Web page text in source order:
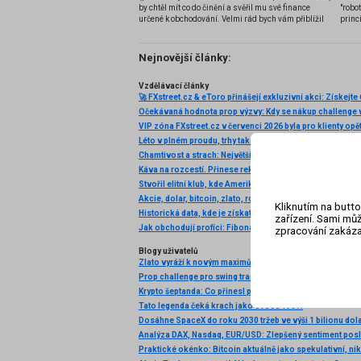
by chtěl mít co do činění a svěřil mu své finance
určené k obchodování. Velmi rád bych vám přiblížil
několik příkladů nejznámějších z nich.
Nejnovější články:
Vzdělávací články
Očekávaná hodnota prop výzvy: Kdy se nákup challenge
VIP zóna FXstreet.cz v červenci 2026 byla pro klienty
Káva na rozcestí. Přinese rekordní úroda další pokles
Akcie, dolar, bitcoin, zlato, ropa: Začíná to!
Blogy uživatelů
Prop challenge pro swing tradery? Fintokei mění pravidla
Tato legenda čeká krach jako v roce 1987!
Dosáhne SpaceX do roku 2030 tržeb ve výši 1 bilionu
Kliknutím na
zařízení. Sami
zpracování